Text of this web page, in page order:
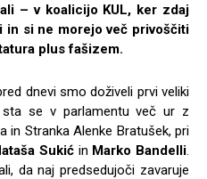
– v koalicijo KUL, ker zdaj
si ne morejo več privoščiti
plus fašizem.
dnevi smo doživeli prvi veliki
se v parlamentu več ur z
in Stranka Alenke Bratušek, pri
Sukić in Marko Bandelli.
da naj predsedujoči zavaruje